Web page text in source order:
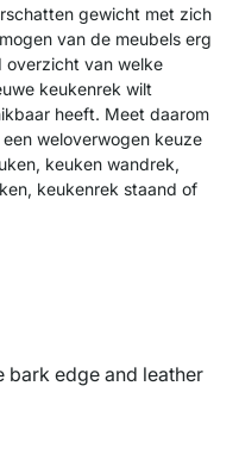
gewicht met zich
van de meubels erg
overzicht van welke
keukenrek wilt
heeft. Meet daarom
weloverwogen keuze
keuken wandrek,
keukenrek staand of